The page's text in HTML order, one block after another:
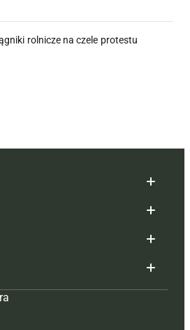
rolnicze na czele protestu